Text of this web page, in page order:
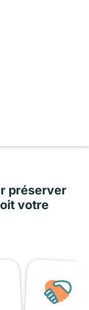
préserver
votre